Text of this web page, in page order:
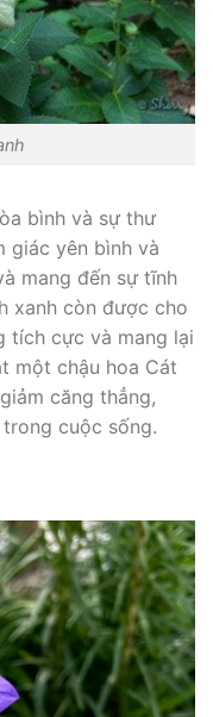
bình và sự thư
giác yên bình và
mang đến sự tĩnh
xanh còn được cho
tích cực và mang lại
một chậu hoa Cát
căng thẳng,
cuộc sống.